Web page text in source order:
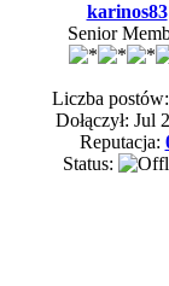
karinos83
Senior
Liczba
Dołączył: Jul
Reputacja:
Status: